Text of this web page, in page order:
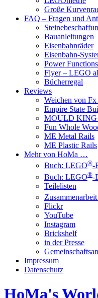
Große
FAQ – Fragen und
Bauanleitungen
Eisenbahnräder
Eisenbahn-
Power Functions
Flyer – LEGO
Bücherregal
Reviews
Weichen von
Empire State
MOULD KING
Fun Whole
ME Metal Rails
ME Plastic Rails
Mehr von HoMa …
Buch: LEGO®-
Buch: LEGO®-
Teilelisten
Flickr
YouTube
Instagram
Brickshelf
in der Presse
Impressum
Datenschutz
HoMa's